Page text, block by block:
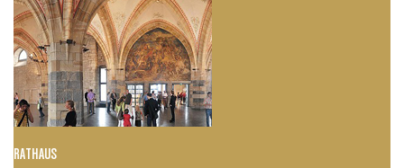
RATHAUS